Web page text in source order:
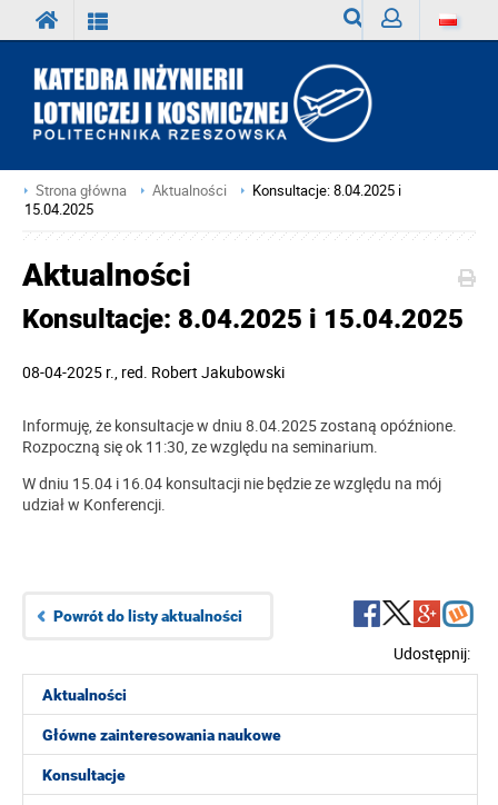
Strona główna Aktualności
Konsultacje: 8.04.2025 i
15.04.2025
Aktualności
Główne zainteresowania naukowe
Konsultacje
Aktualności
Konsultacje: 8.04.2025 i 15.04.2025
08-04-2025 r. , red. Robert Jakubowski
Informuję, że konsultacje w dniu 8.04.2025 zostaną opóźnione.
Rozpoczną się ok 11:30, ze względu na seminarium.
W dniu 15.04 i 16.04 konsultacji nie będzie ze względu na mój
udział w Konferencji.
Udostępnij:
Powrót do listy aktualności